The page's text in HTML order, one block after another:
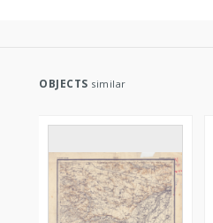
OBJECTS similar